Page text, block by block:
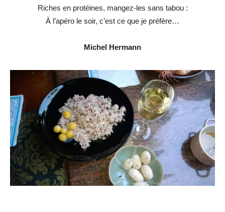
Riches en protéines, mangez-les sans tabou :
À l’apéro le soir, c’est ce que je préfère…
Michel Hermann